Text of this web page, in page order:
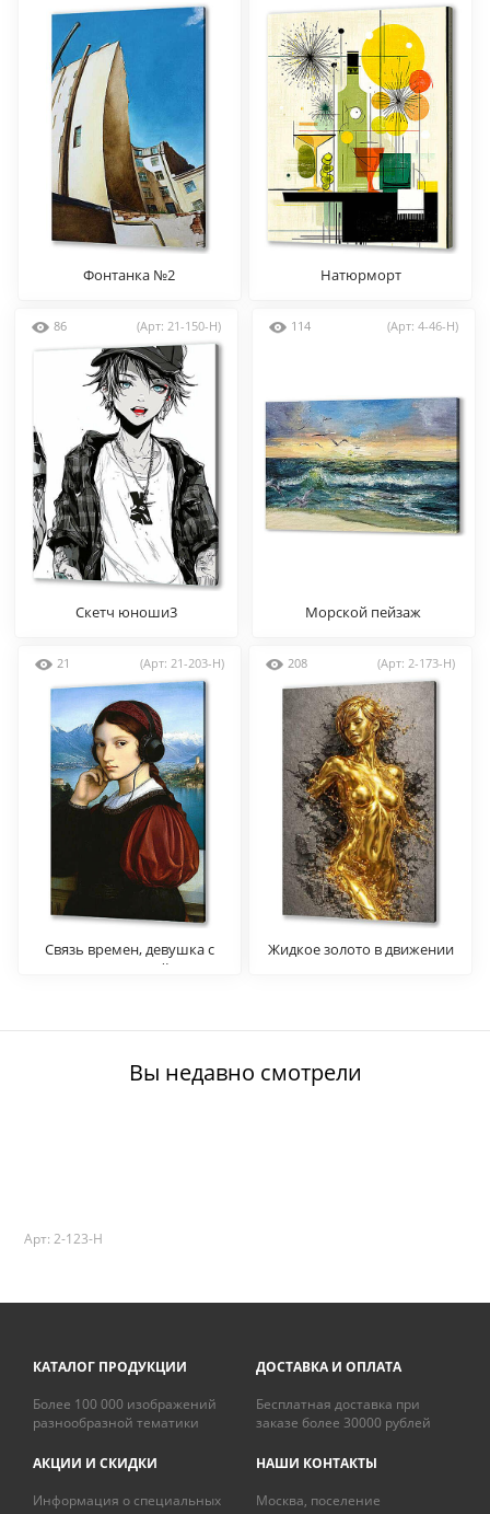
Фонтанка №2 Натюрморт
86 (Арт: 21-150-H)
Скетч юноши3
114 (Арт: 4-46-H)
Морской пейзаж
21 (Арт: 21-203-H)
Связь времен, девушка с
гарнитурой
208 (Арт: 2-173-H)
Жидкое золото в движении
Вы недавно смотрели
Арт: 2-123-H
КАТАЛОГ ПРОДУКЦИИ
Более 100 000 изображений
разнообразной тематики
ДОСТАВКА И ОПЛАТА
Бесплатная доставка при
заказе более 30000 рублей
АКЦИИ И СКИДКИ
Информация о специальных
НАШИ КОНТАКТЫ
Москва, поселение